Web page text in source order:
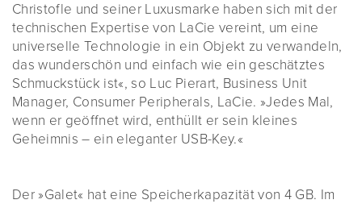
Christofle und seiner Luxusmarke haben sich mit der
technischen Expertise von LaCie vereint, um eine
universelle Technologie in ein Objekt zu verwandeln,
das wunderschön und einfach wie ein geschätztes
Schmuckstück ist«, so Luc Pierart, Business Unit
Manager, Consumer Peripherals, LaCie. »Jedes Mal,
wenn er geöffnet wird, enthüllt er sein kleines
Geheimnis – ein eleganter USB-Key.«
Der »Galet« hat eine Speicherkapazität von 4 GB. Im